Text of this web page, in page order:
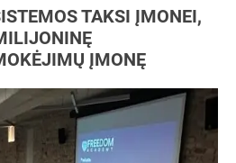
TAKSI ĮMONEI,
ĮMONĘ